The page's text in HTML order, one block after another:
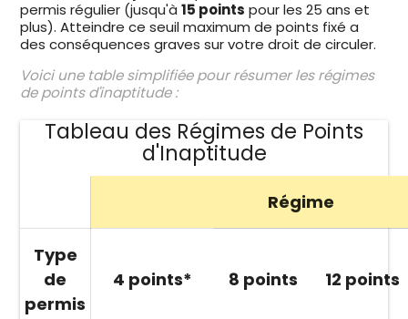
permis régulier (jusqu'à15 points pour les 25 ans et
plus). Atteindre ce seuil maximum de points fixé a
des conséquences graves sur votre droit de circuler.
Voici une table simplifiée pour résumer les régimes
de points d'inaptitude :
Tableau des Régimes de Points
d'Inaptitude
Régime
Type
de
permis
4 points* 8 points 12 points